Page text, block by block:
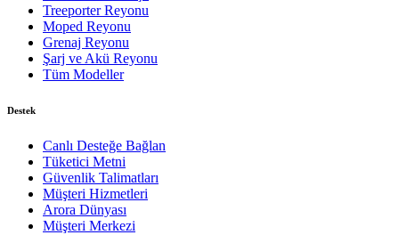
Treeporter Reyonu
Moped Reyonu
Grenaj Reyonu
Şarj ve Akü Reyonu
Tüm Modeller
Destek
Canlı Desteğe Bağlan
Tüketici Metni
Güvenlik Talimatları
Müşteri Hizmetleri
Arora Dünyası
Müşteri Merkezi